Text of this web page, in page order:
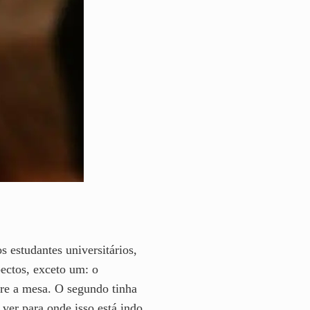
estudantes universitários,
exceto um: o
a mesa. O segundo tinha